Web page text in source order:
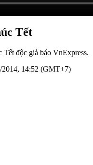
Tết
Tết độc giả báo VnExpress.
2014, 14:52 (GMT+7)